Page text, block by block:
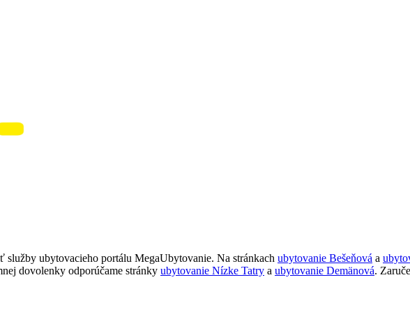
služby ubytovacieho portálu MegaUbytovanie. Na stránkach ubytovanie Bešeňová a
dovolenky odporúčame stránky ubytovanie Nízke Tatry a ubytovanie Demänová.